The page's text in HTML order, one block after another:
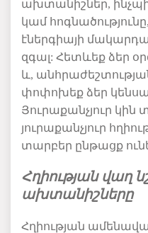
ախտանիշներ,
կամ
էներգիայի
զգալ: Հետևեք ձեր
և,
փոփոխեք ձեր
Յուրաքանչյուր կին
յուրաքանչյուր
տարբեր ընթացք
Հղիության վաղ
ախտանիշները
Հղիության